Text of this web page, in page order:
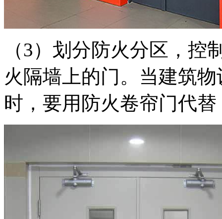
（3）划分防火分区，
火隔墙上的门。当建筑
时，要用防火卷帘门代